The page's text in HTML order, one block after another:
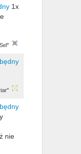
1x
nie